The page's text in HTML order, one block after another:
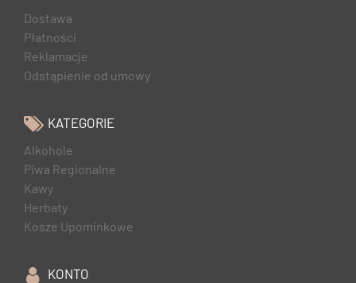
Dostawa
Płatności
Reklamacje
Odstąpienie od umowy
KATEGORIE
Alkohole
Piwa Regionalne
Kawy
Herbaty
Kosze Upominkowe
KONTO